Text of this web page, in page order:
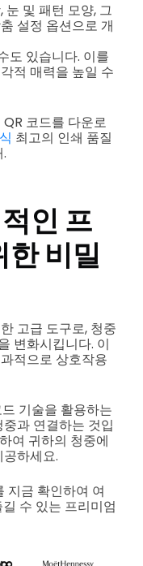
눈 및 패턴 모양, 그
설정 옵션으로 개
도 있습니다. 이를
적 매력을 높일 수
코드를 다운로
최고의 인쇄 품질
인 프
비밀
고급 도구로, 청중
변화시킵니다. 이
적으로 상호작용
기술을 활용하는
과 연결하는 것입
여 귀하의 청중에
하세요.
지금 확인하여 여
수 있는 프리미엄